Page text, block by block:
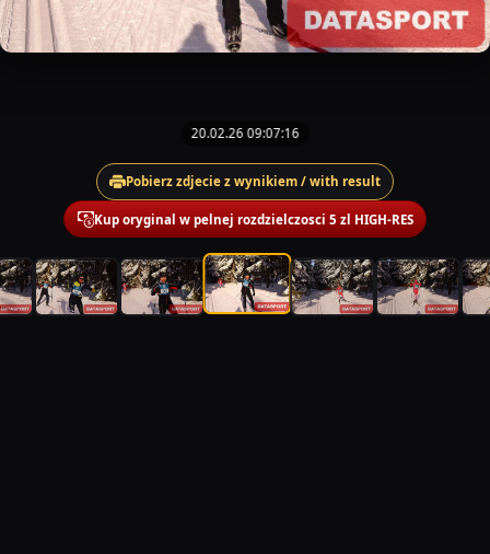
20.02.26 09:07:16
Pobierz zdjecie z wynikiem / with result
Kup oryginal w pelnej rozdzielczosci 5 zl HIGH-RES